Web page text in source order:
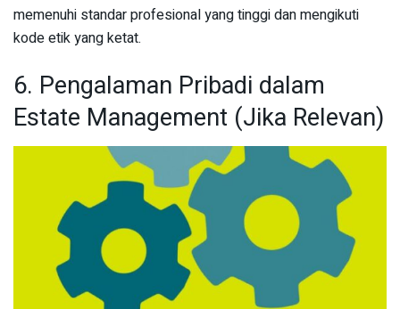
memenuhi standar profesional yang tinggi dan mengikuti
kode etik yang ketat.
6. Pengalaman Pribadi dalam
Estate Management (Jika Relevan)